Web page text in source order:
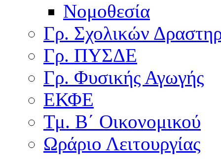
Νομοθεσία
Γρ. Σχολικών
Γρ. ΠΥΣΔΕ
Γρ. Φυσικής Αγωγής
ΕΚΦΕ
Τμ. Β΄ Οικονομικού
Ωράριο Λειτουργίας